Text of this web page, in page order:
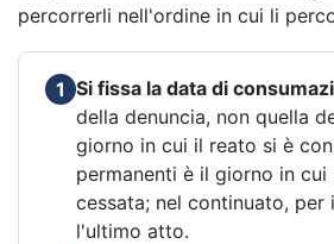
percorrerli nell'ordine in cui li
1 Si fissa la data di
della denuncia, non quella
giorno in cui il reato si è
permanenti è il giorno in cui
cessata; nel continuato,
l'ultimo atto.